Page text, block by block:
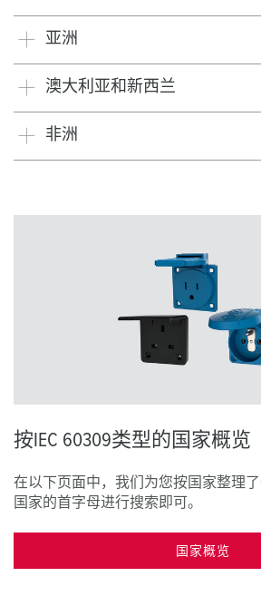
亚洲
澳大利亚和新西兰
非洲
按IEC 60309类型的国家概览
在以下页面中，我们为您按国家整理
国家的首字母进行搜索即可。
国家概览